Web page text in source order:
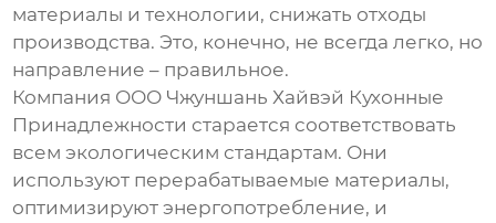
материалы и технологии, снижать отходы
производства. Это, конечно, не всегда легко, но
направление – правильное.
Компания ООО Чжуншань Хайвэй Кухонные
Принадлежности старается соответствовать
всем экологическим стандартам. Они
используют перерабатываемые материалы,
оптимизируют энергопотребление, и